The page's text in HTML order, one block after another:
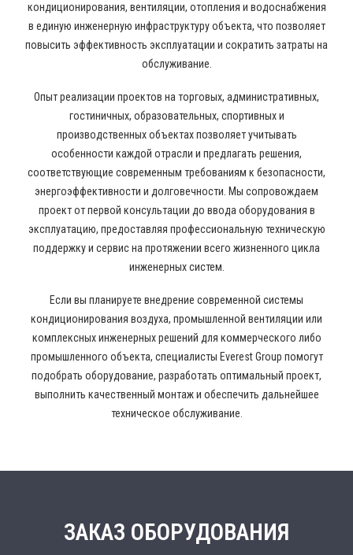
кондиционирования, вентиляции, отопления и водоснабжения
в единую инженерную инфраструктуру объекта, что позволяет
повысить эффективность эксплуатации и сократить затраты на
обслуживание.
Опыт реализации проектов на торговых, административных,
гостиничных, образовательных, спортивных и
производственных объектах позволяет учитывать
особенности каждой отрасли и предлагать решения,
соответствующие современным требованиям к безопасности,
энергоэффективности и долговечности. Мы сопровождаем
проект от первой консультации до ввода оборудования в
эксплуатацию, предоставляя профессиональную техническую
поддержку и сервис на протяжении всего жизненного цикла
инженерных систем.
Если вы планируете внедрение современной системы
кондиционирования воздуха, промышленной вентиляции или
комплексных инженерных решений для коммерческого либо
промышленного объекта, специалисты Everest Group помогут
подобрать оборудование, разработать оптимальный проект,
выполнить качественный монтаж и обеспечить дальнейшее
техническое обслуживание.
ЗАКАЗ ОБОРУДОВАНИЯ